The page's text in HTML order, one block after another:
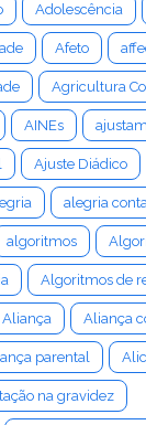
Adolescência
Afeto
Agricultura
AINEs
Ajuste Diádico
alegria
algoritmos
Algoritmos de
Aliança Aliança
parental
na gravidez